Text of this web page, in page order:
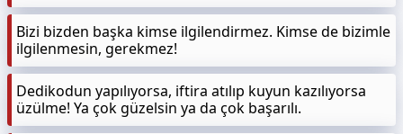
Bizi bizden başka kimse ilgilendirmez. Kimse de bizimle
ilgilenmesin, gerekmez!
Dedikodun yapılıyorsa, iftira atılıp kuyun kazılıyorsa
üzülme! Ya çok güzelsin ya da çok başarılı.